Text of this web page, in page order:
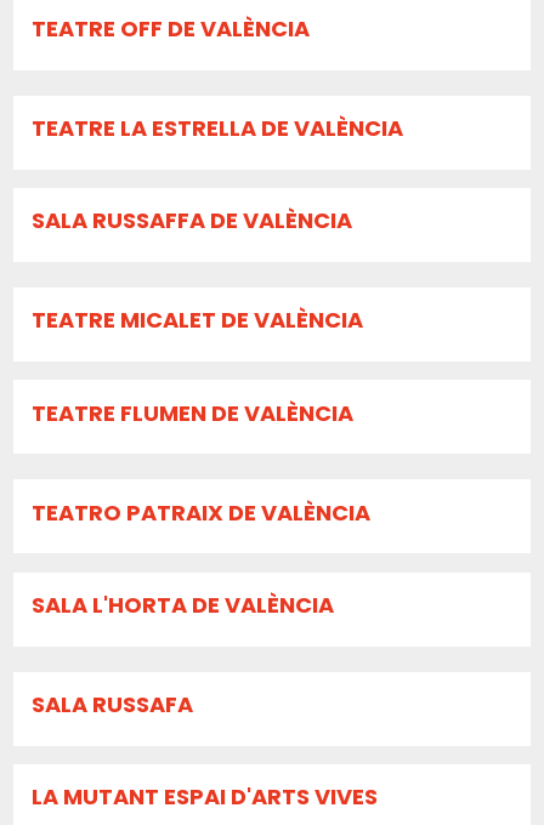
TEATRE OFF DE VALÈNCIA
TEATRE LA ESTRELLA DE VALÈNCIA
SALA RUSSAFFA DE VALÈNCIA
TEATRE MICALET DE VALÈNCIA
TEATRE FLUMEN DE VALÈNCIA
TEATRO PATRAIX DE VALÈNCIA
SALA L'HORTA DE VALÈNCIA
SALA RUSSAFA
LA MUTANT ESPAI D'ARTS VIVES